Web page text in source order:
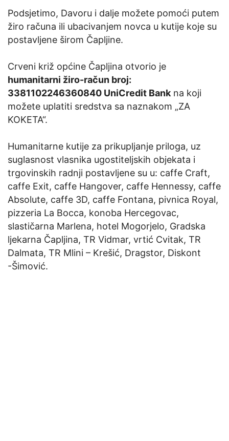
Podsjetimo, Davoru i dalje možete pomoći putem
žiro računa ili ubacivanjem novca u kutije koje su
postavljene širom Čapljine.
Crveni križ općine Čapljina otvorio je
humanitarni žiro-račun broj:
3381102246360840 UniCredit Bank na koji
možete uplatiti sredstva sa naznakom „ZA
KOKETA“.
Humanitarne kutije za prikupljanje priloga, uz
suglasnost vlasnika ugostiteljskih objekata i
trgovinskih radnji postavljene su u: caffe Craft,
caffe Exit, caffe Hangover, caffe Hennessy, caffe
Absolute, caffe 3D, caffe Fontana, pivnica Royal,
pizzeria La Bocca, konoba Hercegovac,
slastičarna Marlena, hotel Mogorjelo, Gradska
ljekarna Čapljina, TR Vidmar, vrtić Cvitak, TR
Dalmata, TR Mlini – Krešić, Dragstor, Diskont
-Šimović.